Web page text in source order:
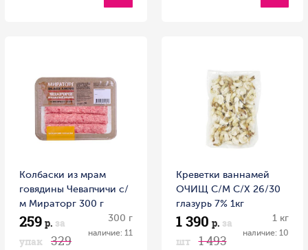
Колбаски из мрам
говядины Чевапчичи с/
м Мираторг 300 г
259 р. за
упак
329
300 г
наличие: 11
Креветки ваннамей
ОЧИЩ С/М С/Х 26/30
глазурь 7% 1кг
1 390 р. за
шт
1 493
1 кг
наличие: 10